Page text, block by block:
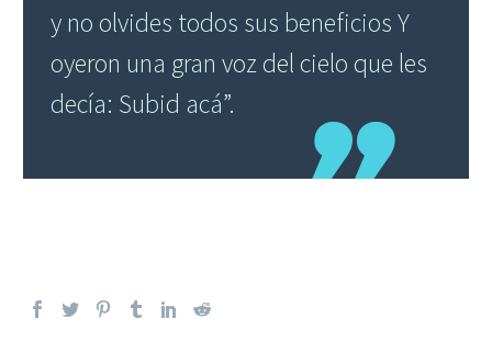
y no olvides todos sus beneficios Y
oyeron una gran voz del cielo que les
decía: Subid acá”.